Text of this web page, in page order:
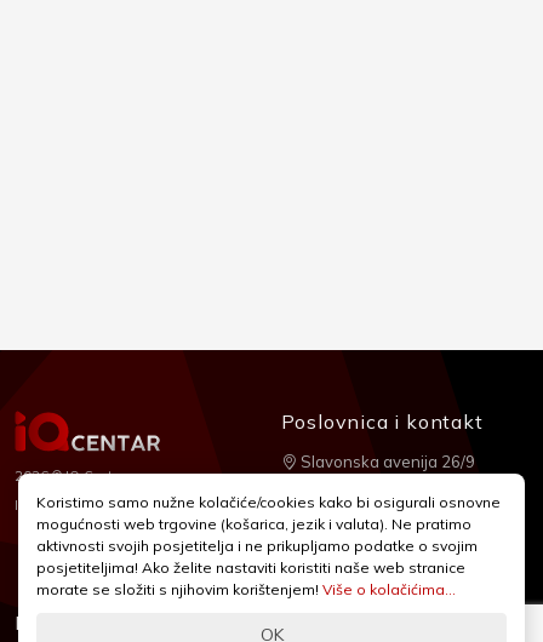
2026 © IQ Centar
Izrada:Nubilus
Informacije Podrška
Poslovnica i kontakt
Slavonska avenija 26/9
+385 1 2455 950
webshop@iqcentar.hr
Pon - Pet od 9 - 17h
Koristimo samo nužne kolačiće/cookies kako bi osigurali osnovne
mogućnosti web trgovine (košarica, jezik i valuta). Ne pratimo
aktivnosti svojih posjetitelja i ne prikupljamo podatke o svojim
posjetiteljima! Ako želite nastaviti koristiti naše web stranice
morate se složiti s njihovim korištenjem! Više o kolačićima...
OK